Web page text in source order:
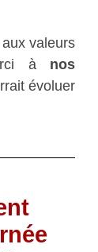
valeurs
à nos
évoluer